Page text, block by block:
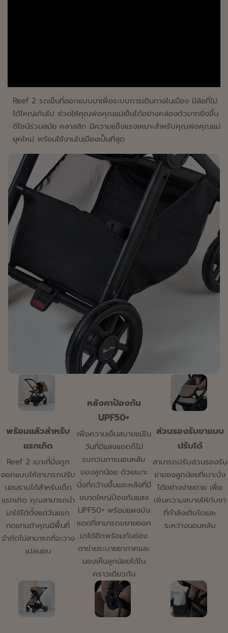
Reef 2 รถเข็นที่ออกแบบมาเพื่อระบบการเดินทางในเมือง มีล้อที่ไม่
ได้ใหญ่เกินไป ช่วยให้คุณพ่อคุณแม่เข็นได้อย่างคล่องตัวมากยิ่งขึ้น
ดีไซน์ร่วมสมัย คลาสสิก มีความแข็งแรงเหมาะสำหรับคุณพ่อคุณแม่
ยุคใหม่ พร้อมใช้งานในเมืองเป็นที่สุด
พร้อมแล้วสำหรับ
แรกเกิด
Reef 2 เบาะที่นั่งถูก
ออกแบบให้สามารถปรับ
นอนราบได้สำหรับเด็ก
แรกเกิด คุณสามารถนำ
มาใช้ได้ตั้งแต่วันแรก
ทดแทนถ้าคุณมีพื้นที่
จำกัดไม่สามารถที่จะวาง
เปลนอน
หลังคาป้องกัน
UPF50+
เพื่อความเย็นสบายแม้ใน
วันที่มีแสงแดดก็ไม่
รบกวนการนอนหลับ
ของลูกน้อย ด้วยเบาะ
นั่งที่กว้างขึ้นและหลังที่มี
ขนาดใหญ่ป้องกันแสง
UPF50+ พร้อมแผงบัง
แดดที่สามารถขยายออก
มาได้อีกพร้อมกันช่อง
ตาข่ายระบายอากาศและ
มองเห็นลูกน้อยได้ใน
คราวเดียวกัน
ส่วนรองรับขาแบบ
ปรับได้
สามารถปรับส่วนรองรับ
ขาของลูกน้อยที่เบาะนั่ง
ได้อย่างง่ายดาย เพื่อ
เพิ่มความสบายให้กับขา
ที่กำลังเติบโตและ
ระหว่างนอนหลับ